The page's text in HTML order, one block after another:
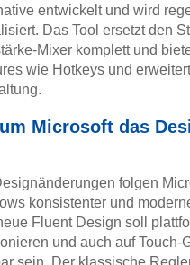
entwickelt und wird
Das Tool ersetzt den
Mixer komplett und
wie Hotkeys und
Microsoft das
folgen
konsistenter und
Fluent Design soll
und auch auf Touch-